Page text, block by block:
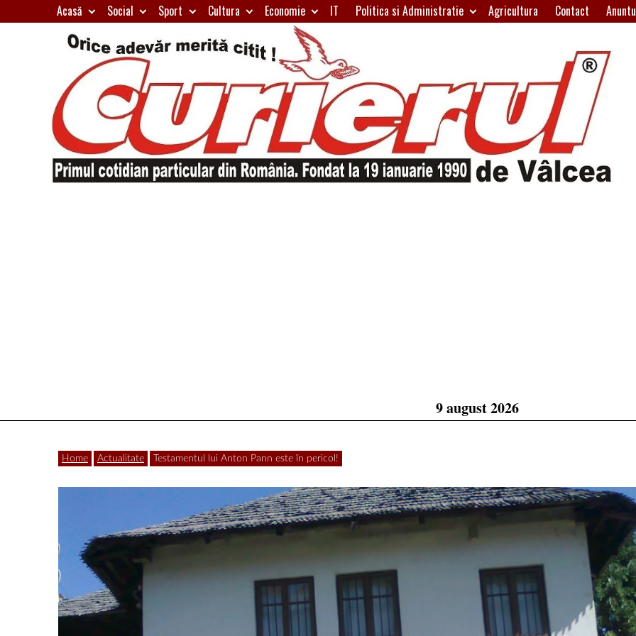
to
Acasă Social Sport Cultura Economie IT Politica si Administratie Agricultura Contact
9 august 2026
Home Actualitate Testamentul lui Anton Pann este în pericol!